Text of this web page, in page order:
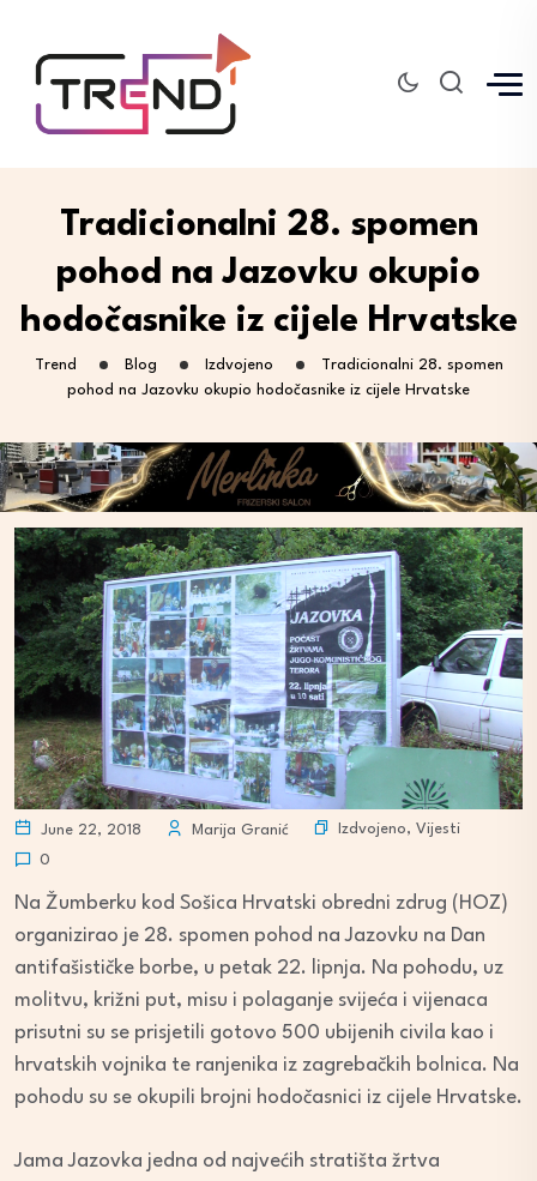
Tradicionalni 28. spomen
pohod na Jazovku okupio
hodočasnike iz cijele Hrvatske
Trend Blog Izdvojeno
Tradicionalni 28. spomen
pohod na Jazovku okupio hodočasnike iz cijele Hrvatske
June 22, 2018 Marija Granić Izdvojeno, Vijesti
0
Na Žumberku kod Sošica Hrvatski obredni zdrug (HOZ)
organizirao je 28. spomen pohod na Jazovku na Dan
antifašističke borbe, u petak 22. lipnja. Na pohodu, uz
molitvu, križni put, misu i polaganje svijeća i vijenaca
prisutni su se prisjetili gotovo 500 ubijenih civila kao i
hrvatskih vojnika te ranjenika iz zagrebačkih bolnica. Na
pohodu su se okupili brojni hodočasnici iz cijele Hrvatske.
Jama Jazovka jedna od najvećih stratišta žrtva